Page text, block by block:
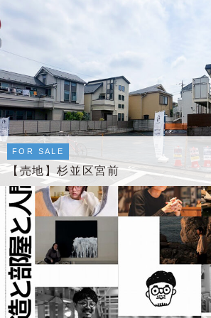
FOR SALE
【売地】杉並区宮前